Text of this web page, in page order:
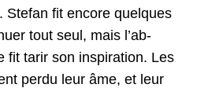
Ste­fan fit encore quelques
tout seul, mais l’ab­
fit tarir son inspi­ra­tion. Les
per­du leur âme, et leur